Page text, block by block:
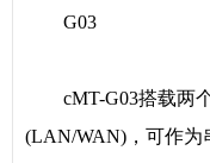
G03
cMT-G03搭载两个
(LAN/WAN)，可作为